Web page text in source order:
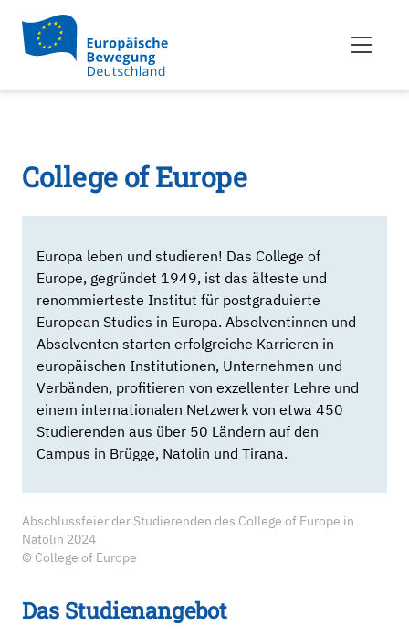
College of Europe
Europa leben und studieren! Das College of
Europe, gegründet 1949, ist das älteste und
renommierteste Institut für postgraduierte
European Studies in Europa. Absolventinnen und
Absolventen starten erfolgreiche Karrieren in
europäischen Institutionen, Unternehmen und
Verbänden, profitieren von exzellenter Lehre und
einem internationalen Netzwerk von etwa 450
Studierenden aus über 50 Ländern auf den
Campus in Brügge, Natolin und Tirana.
Abschlussfeier der Studierenden des College of Europe in
Natolin 2024
© College of Europe
Das Studienangebot